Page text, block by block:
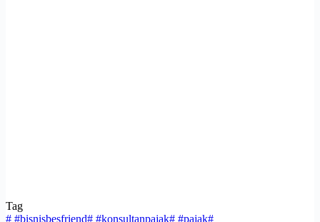
Tag
# #bisnisbesfriend# #konsultanpajak# #pajak#